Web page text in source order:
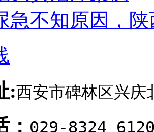
急不知原因，
:西安市碑林区兴
029-8324